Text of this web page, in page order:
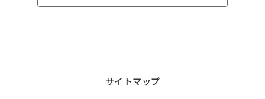
サイトマップ